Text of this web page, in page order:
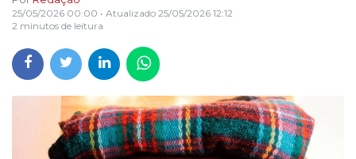
25/05/2026 00:00 • Atualizado 25/05/2026 12:12
2 minutos de leitura